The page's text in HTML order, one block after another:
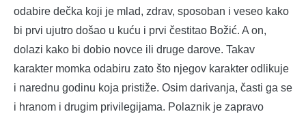
odabire dečka koji je mlad, zdrav, sposoban i veseo kako
bi prvi ujutro došao u kuću i prvi čestitao Božić. A on,
dolazi kako bi dobio novce ili druge darove. Takav
karakter momka odabiru zato što njegov karakter odlikuje
i narednu godinu koja pristiže. Osim darivanja, časti ga se
i hranom i drugim privilegijama. Polaznik je zapravo